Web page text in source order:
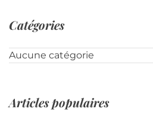
Catégories
Aucune catégorie
Articles populaires